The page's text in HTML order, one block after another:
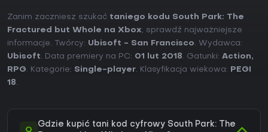
Zanim zaczniesz szukać taniego kodu South Park: The
Fractured but Whole na Xbox, sprawdź najważniejsze
informacje. Twórcy: Ubisoft - San Francisco. Wydawca:
Ubisoft. Data premiery na PC: 01 lut 2018. Gatunki: Action,
RPG. Kategorie: Single-player. Klasyfikacja wiekowa:
PEGI
18.
Q
Gdzie kupić tani kod cyfrowy South Park: The